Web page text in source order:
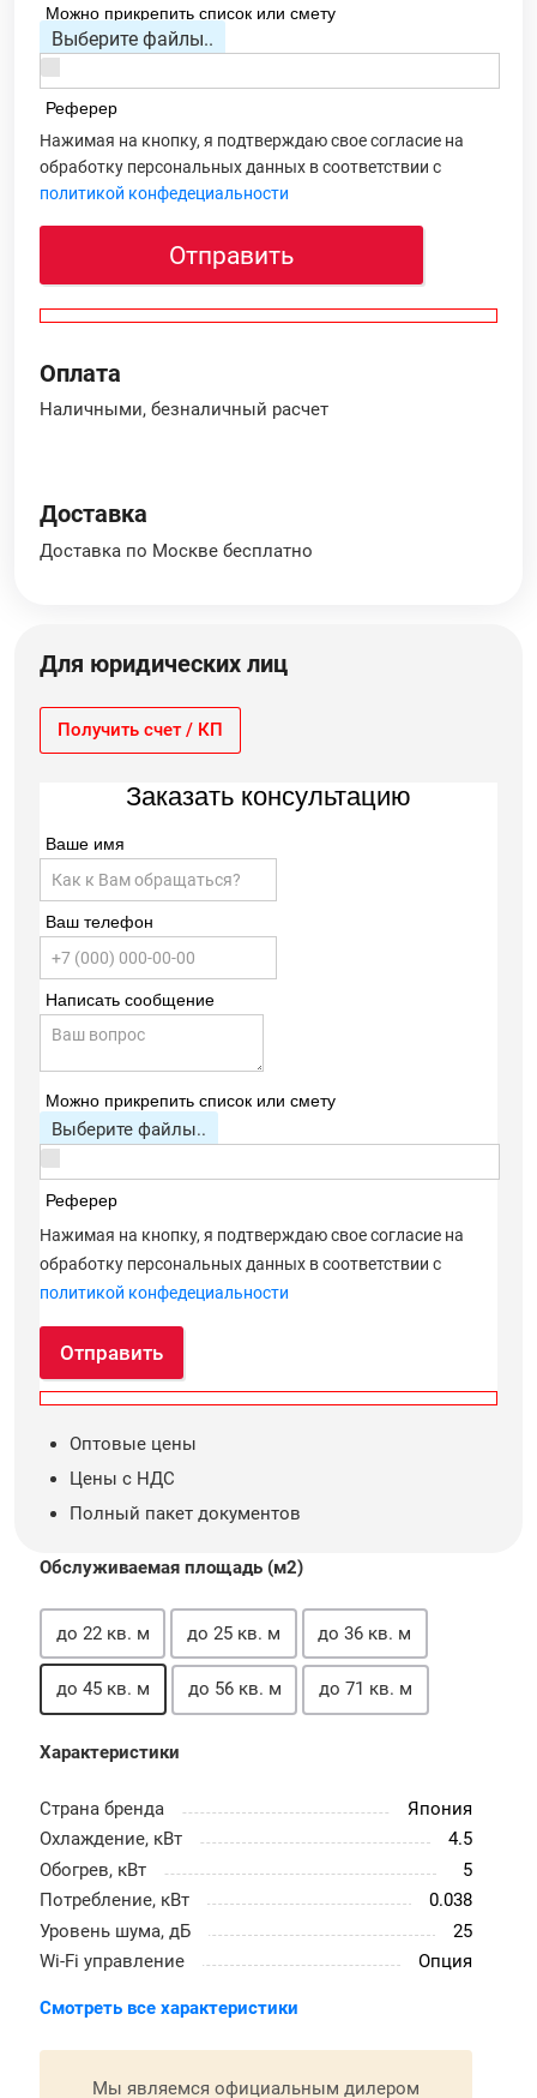
Можно прикрепить список или смету
Выберите файлы..
Реферер
Нажимая на кнопку, я подтверждаю свое согласие на
обработку персональных данных в соответствии с
политикой конфедециальности
Отправить
Оплата
Наличными, безналичный расчет
Доставка
Доставка по Москве бесплатно
Для юридических лиц
Получить счет / КП
Заказать консультацию
Ваше имя
Ваш телефон
Написать сообщение
Можно прикрепить список или смету
Выберите файлы..
Реферер
Нажимая на кнопку, я подтверждаю свое согласие на
обработку персональных данных в соответствии с
политикой конфедециальности
Отправить
Оптовые цены
Цены с НДС
Полный пакет документов
Обслуживаемая площадь (м2)
до 22 кв. м до 25 кв. м до 36 кв. м
до 45 кв. м до 56 кв. м до 71 кв. м
Характеристики
Страна бренда
Япония
Охлаждение, кВт
4.5
Обогрев, кВт
5
Потребление, кВт
0.038
Уровень шума, дБ
25
Wi-Fi управление
Опция
Смотреть все характеристики
Мы являемся официальным дилером